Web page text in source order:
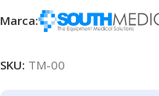
Marca:
SKU: TM-00